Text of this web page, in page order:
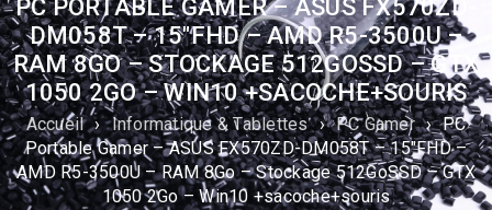
PC PORTABLE GAMER – ASUS FX570ZD-
DM058T – 15″FHD – AMD R5-3500U –
RAM 8GO – STOCKAGE 512GOSSD – GTX
1050 2GO – WIN10 +SACOCHE+SOURIS
Accueil › Informatique & Tablettes › PC Gamer › PC
Portable Gamer – ASUS FX570ZD-DM058T – 15″FHD –
AMD R5-3500U – RAM 8Go – Stockage 512GoSSD – GTX
1050 2Go – Win10 +sacoche+souris